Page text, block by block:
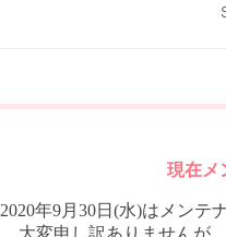
現在メ
2020年9月30日(水)はメンテ
大変申し訳ありませんが